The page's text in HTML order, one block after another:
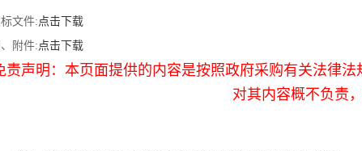
文件:点击下载
附件:点击下载
责声明：本页面提供的内容是按照政府采购有关法律
对其内容概不负责